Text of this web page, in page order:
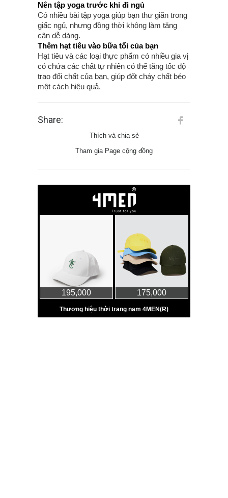
Nên tập yoga trước khi đi ngủ
Có nhiều bài tập yoga giúp bạn thư giãn trong
giấc ngủ, nhưng đồng thời không làm tăng
cân dễ dàng.
Thêm hạt tiêu vào bữa tối của bạn
Hạt tiêu và các loại thực phẩm có nhiều gia vị
có chứa các chất tự nhiên có thể tăng tốc độ
trao đổi chất của bạn, giúp đốt cháy chất béo
một cách hiệu quả.
Share:
Thích và chia sẻ
Tham gia Page cộng đồng